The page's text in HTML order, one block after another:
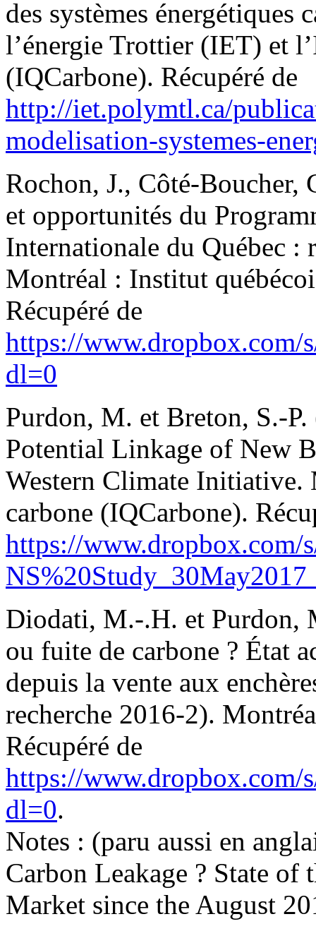
des systèmes
l’énergie Trottier (IET) et
(IQCarbone). Récupéré de
http://iet.polymtl.ca/
modelisation-systemes-
Rochon, J., Côté-Boucher,
et opportunités du
Internationale du Québec :
Montréal : Institut
Récupéré de
https://www.dropbox.com/
dl=0
Purdon, M. et Breton, S.-
Potential Linkage of New
Western Climate Initiative.
carbone (IQCarbone).
https://www.dropbox.com/
Diodati, M.-.H. et Purdon,
ou fuite de carbone ? État
depuis la vente aux
recherche 2016-2).
Récupéré de
https://www.dropbox.com/
dl=0.
Notes : (paru aussi en
Carbon Leakage ? State
Market since the August